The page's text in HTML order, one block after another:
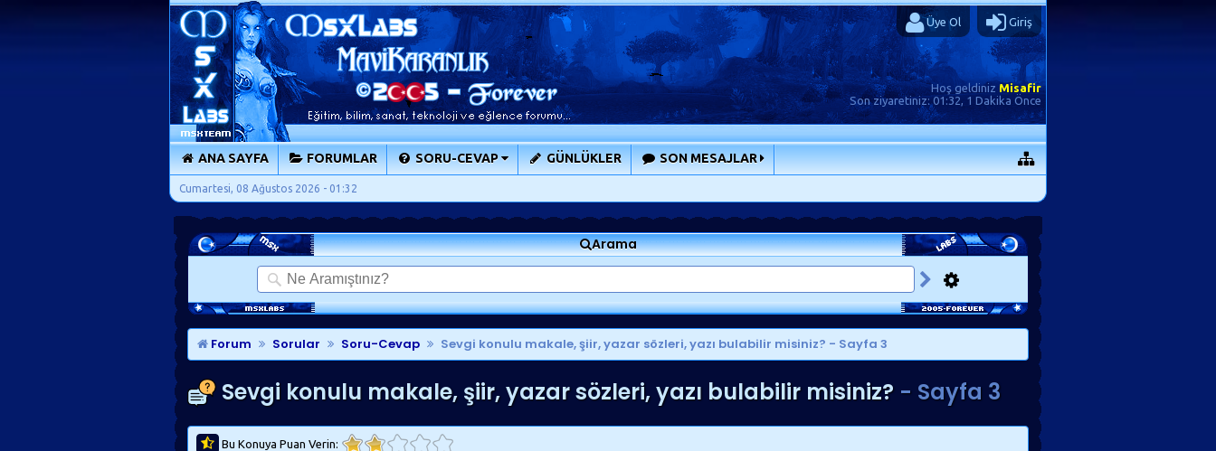
Üye Ol Giriş
Hoş geldiniz Misafir
Son ziyaretiniz:01:32, 1 Dakika Önce
ANA SAYFA FORUMLAR SORU-CEVAP GÜNLÜKLER SON MESAJLAR
Cumartesi, 08 Ağustos 2026 - 01:32
Arama
Forum Sorular Soru-Cevap Sevgi konulu makale, şiir, yazar sözleri, yazı bulabilir misiniz? - Sayfa 3
Sevgi konulu makale, şiir, yazar sözleri, yazı bulabilir misiniz? - Sayfa 3
Bu Konuya Puan Verin: